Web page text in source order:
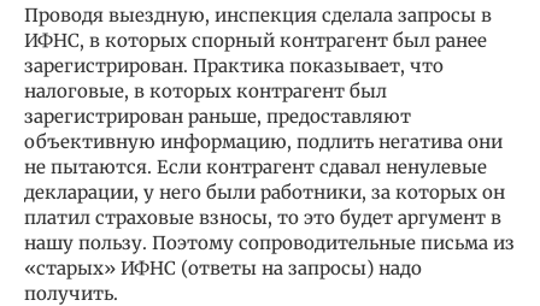
Проводя выездную, инспекция сделала запросы в
ИФНС, в которых спорный контрагент был ранее
зарегистрирован. Практика показывает, что
налоговые, в которых контрагент был
зарегистрирован раньше, предоставляют
объективную информацию, подлить негатива они
не пытаются. Если контрагент сдавал ненулевые
декларации, у него были работники, за которых он
платил страховые взносы, то это будет аргумент в
нашу пользу. Поэтому сопроводительные письма из
«старых» ИФНС (ответы на запросы) надо
получить.